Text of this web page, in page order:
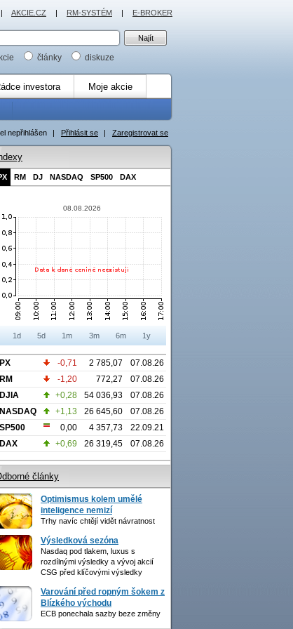
články diskuze
investora Moje akcie
nepřihlášen | Přihlásit se | Zaregistrovat se
RM DJ NASDAQ SP500 DAX
08.08.2026
1d 5d 1m 3m 6m 1y
PX -0,71 2 785,07
07.08.26
RM
-1,20 772,27
07.08.26
DJIA
+0,28 54 036,93
07.08.26
NASDAQ
+1,13 26 645,60
07.08.26
SP500
0,00 4 357,73
22.09.21
DAX
+0,69 26 319,45 07.08.26
články
Optimismus kolem umělé
inteligence nemizí
Trhy navíc chtějí vidět návratnost
Výsledková sezóna
Nasdaq pod tlakem, luxus s
rozdílnými výsledky a vývoj akcií
CSG před klíčovými výsledky
Varování před ropným šokem z
Blízkého východu
ECB ponechala sazby beze změny
| AKCIE.CZ | RM-SYSTÉM | E-BROKER